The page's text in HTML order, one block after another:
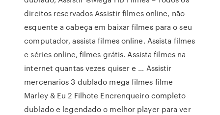
direitos reservados Assistir filmes online, não
esquente a cabeça em baixar filmes para o seu
computador, assista filmes online. Assista filmes
e séries online, filmes grátis. Assista filmes na
internet quantas vezes quiser e … Assistir
mercenarios 3 dublado mega filmes filme
Marley & Eu 2 Filhote Encrenqueiro completo
dublado e legendado o melhor player para ver